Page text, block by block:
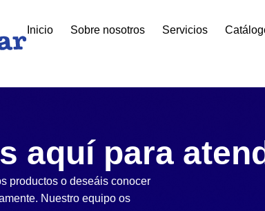
Inicio Sobre nosotros Servicios
aquí para
productos o deseáis conocer
Nuestro equipo os